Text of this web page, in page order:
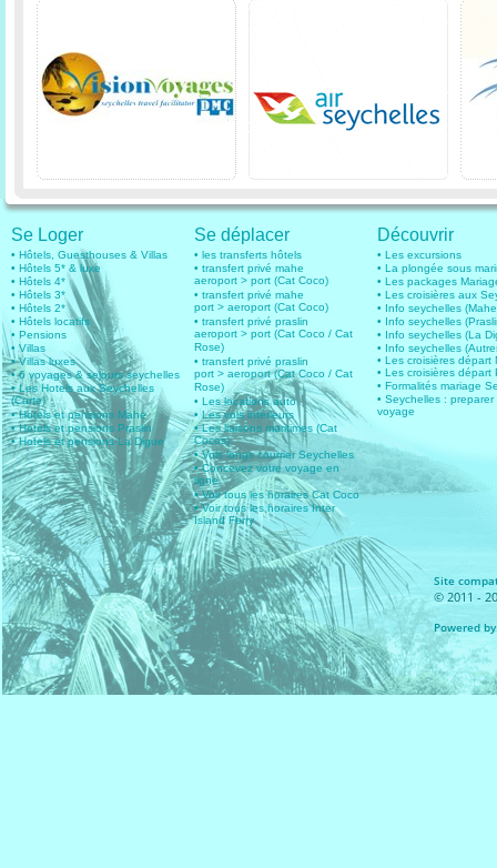
Se Loger
• Hôtels, Guesthouses & Villas
• Hôtels 5* & luxe
• Hôtels 4*
• Hôtels 3*
• Hôtels 2*
• Hôtels locatifs
• Pensions
• Villas
• Villas luxes
• 6 voyages & sejours seychelles
• Les Hotels aux Seychelles
(Carte)
• Hotels et pensions Mahe
• Hotels et pensions Praslin
• Hotels et pensions La Digue
Se déplacer
• les transferts hôtels
• transfert privé mahe
aeroport > port (Cat Coco)
• transfert privé mahe
port > aeroport (Cat Coco)
• transfert privé praslin
aeroport > port (Cat Coco / Cat
Rose)
• transfert privé praslin
port > aeroport (Cat Coco / Cat
Rose)
• Les locations auto
• Les vols intérieurs
• Les liaisons maritimes (Cat
Cocos)
• Vols longs courrier Seychelles
• Concevez votre voyage en
ligne
• Voir tous les horaires Cat Coco
• Voir tous les horaires Inter
Island Ferry
Découvrir
• Les excursions
• La plongée sous
• Les packages
• Les croisières aux
• Info seychelles
• Info seychelles
• Info seychelles (La
• Info seychelles
• Les croisières départ
• Les croisières départ
• Formalités mariage
• Seychelles : preparer
voyage
Site
© 2011 -
Powered by